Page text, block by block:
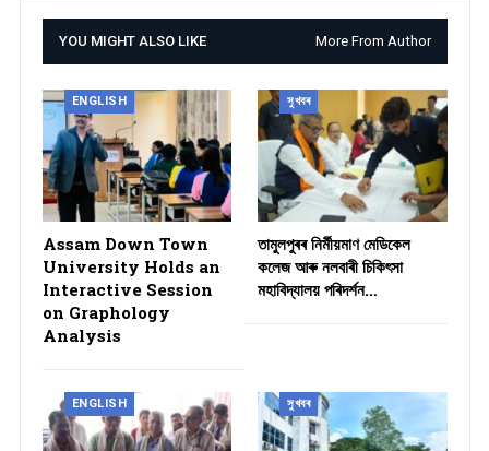
YOU MIGHT ALSO LIKE More From Author
ENGLISH
Assam Down Town
University Holds an
Interactive Session
on Graphology
Analysis
সুখবৰ
তামুলপুৰৰ নিৰ্মীয়মাণ মেডিকেল
কলেজ আৰু নলবাৰী চিকিৎসা
মহাবিদ্যালয় পৰিদৰ্শন…
ENGLISH সুখবৰ